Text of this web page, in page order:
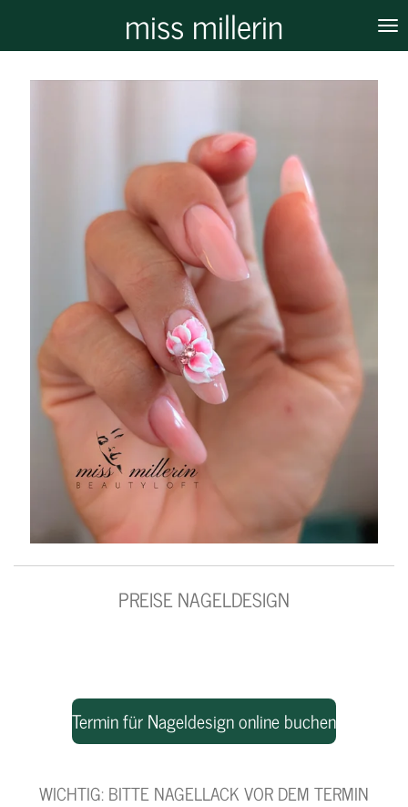
miss millerin
PREISE NAGELDESIGN
Termin für Nageldesign online buchen
WICHTIG: BITTE NAGELLACK VOR DEM TERMIN